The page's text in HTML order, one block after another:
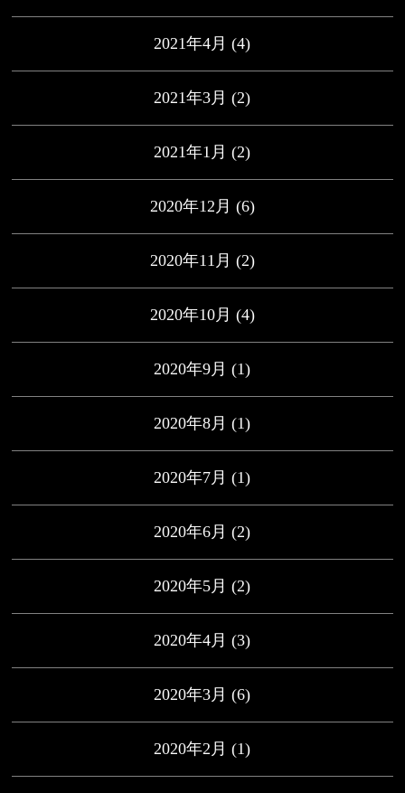
2021年4月 (4)
2021年3月 (2)
2021年1月 (2)
2020年12月 (6)
2020年11月 (2)
2020年10月 (4)
2020年9月 (1)
2020年8月 (1)
2020年7月 (1)
2020年6月 (2)
2020年5月 (2)
2020年4月 (3)
2020年3月 (6)
2020年2月 (1)